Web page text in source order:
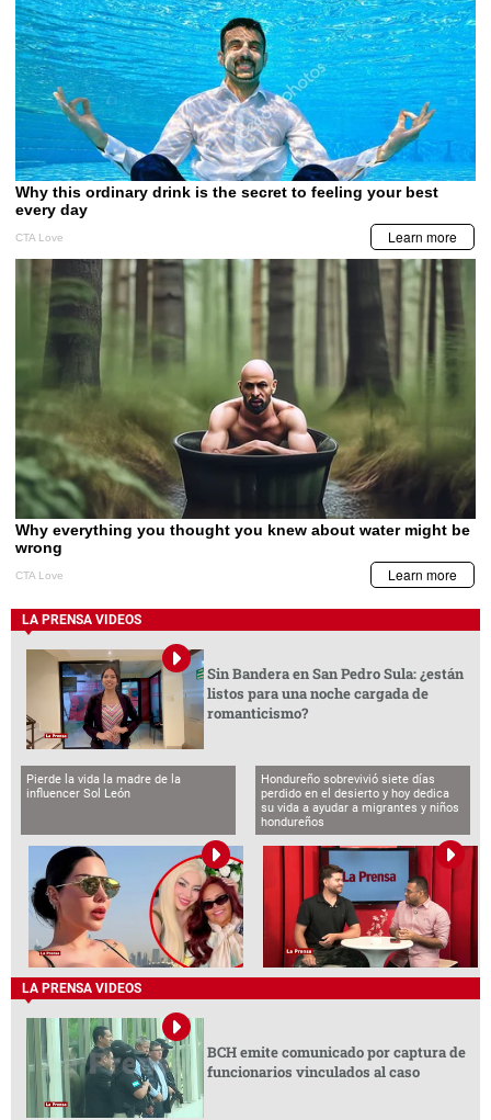
LA PRENSA VIDEOS
Sin Bandera en San Pedro Sula: ¿están
listos para una noche cargada de
romanticismo?
Pierde la vida la madre de la
influencer Sol León
Hondureño sobrevivió siete días
perdido en el desierto y hoy dedica
su vida a ayudar a migrantes y niños
hondureños
LA PRENSA VIDEOS
BCH emite comunicado por captura de
funcionarios vinculados al caso